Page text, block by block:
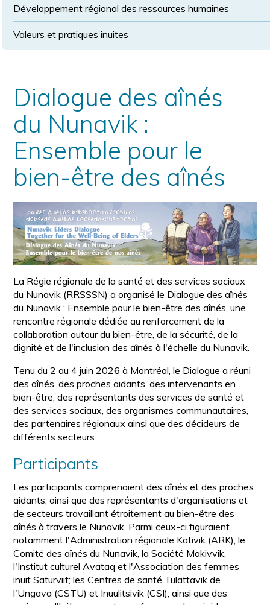
Développement régional des ressources humaines
Valeurs et pratiques inuites
Dialogue des aînés
du Nunavik :
Ensemble pour le
bien-être des aînés
La Régie régionale de la santé et des services sociaux
du Nunavik (RRSSSN) a organisé le Dialogue des aînés
du Nunavik : Ensemble pour le bien-être des aînés, une
rencontre régionale dédiée au renforcement de la
collaboration autour du bien-être, de la sécurité, de la
dignité et de l'inclusion des aînés à l'échelle du Nunavik.
Tenu du 2 au 4 juin 2026 à Montréal, le Dialogue a réuni
des aînés, des proches aidants, des intervenants en
bien-être, des représentants des services de santé et
des services sociaux, des organismes communautaires,
des partenaires régionaux ainsi que des décideurs de
différents secteurs.
Participants
Les participants comprenaient des aînés et des proches
aidants, ainsi que des représentants d'organisations et
de secteurs travaillant étroitement au bien-être des
aînés à travers le Nunavik. Parmi ceux-ci figuraient
notamment l'Administration régionale Kativik (ARK), le
Comité des aînés du Nunavik, la Société Makivvik,
l'Institut culturel Avataq et l'Association des femmes
inuit Saturviit; les Centres de santé Tulattavik de
l'Ungava (CSTU) et Inuulitsivik (CSI); ainsi que des